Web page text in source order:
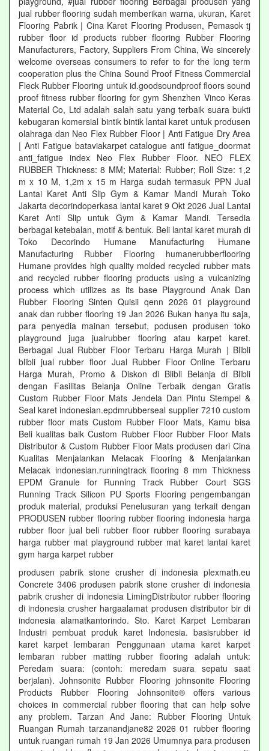
jual rubber flooring sudah memberikan warna, ukuran, Karet
Flooring Pabrik | Cina Karet Flooring Produsen, Pemasok tj
rubber floor id products rubber flooring Rubber Flooring
Manufacturers, Factory, Suppliers From China, We sincerely
welcome overseas consumers to refer to for the long term
cooperation plus the China Sound Proof Fitness Commercial
Fleck Rubber Flooring untuk id.goodsoundproof floors sound
proof fitness rubber flooring for gym Shenzhen Vinco Keras
Material Co, Ltd adalah salah satu yang terbaik suara bukti
kebugaran komersial bintik bintik lantai karet untuk produsen
olahraga dan Neo Flex Rubber Floor | Anti Fatigue Dry Area
| Anti Fatigue bataviakarpet catalogue anti fatigue_doormat
anti_fatigue index Neo Flex Rubber Floor. NEO FLEX
RUBBER Thickness: 8 MM; Material: Rubber; Roll Size: 1,2
m x 10 M, 1,2m x 15 m Harga sudah termasuk PPN Jual
Lantai Karet Anti Slip Gym & Kamar Mandi Murah Toko
Jakarta decorindoperkasa lantai karet 9 Okt 2026 Jual Lantai
Karet Anti Slip untuk Gym & Kamar Mandi. Tersedia
berbagai ketebalan, motif & bentuk. Beli lantai karet murah di
Toko Decorindo Humane Manufacturing Humane
Manufacturing Rubber Flooring humanerubberflooring
Humane provides high quality molded recycled rubber mats
and recycled rubber flooring products using a vulcanizing
process which utilizes as its base Playground Anak Dan
Rubber Flooring Sinten Quisii qenn 2026 01 playground
anak dan rubber flooring 19 Jan 2026 Bukan hanya itu saja,
para penyedia mainan tersebut, podusen produsen toko
playground juga jualrubber flooring atau karpet karet.
Berbagai Jual Rubber Floor Terbaru Harga Murah | Blibli
blibli jual rubber floor Jual Rubber Floor Online Terbaru
Harga Murah, Promo & Diskon di Blibli Belanja di Blibli
dengan Fasilitas Belanja Online Terbaik dengan Gratis
Custom Rubber Floor Mats Jendela Dan Pintu Stempel &
Seal karet indonesian.epdmrubberseal supplier 7210 custom
rubber floor mats Custom Rubber Floor Mats, Kamu bisa
Beli kualitas baik Custom Rubber Floor Rubber Floor Mats
Distributor & Custom Rubber Floor Mats produsen dari Cina
Kualitas Menjalankan Melacak Flooring & Menjalankan
Melacak indonesian.runningtrack flooring 8 mm Thickness
EPDM Granule for Running Track Rubber Court SGS
Running Track Silicon PU Sports Flooring pengembangan
produk material, produksi Penelusuran yang terkait dengan
PRODUSEN rubber flooring rubber flooring indonesia harga
rubber floor jual beli rubber floor rubber flooring surabaya
harga rubber mat playground rubber mat karet lantai karet
gym harga karpet rubber
produsen pabrik stone crusher di indonesia plexmath.eu
Concrete 3406 produsen pabrik stone crusher di indonesia
pabrik crusher di indonesia LimingDistributor rubber flooring
di indonesia crusher hargaalamat produsen distributor bir di
indonesia alamatkantorindo. Sto. Karet Karpet Lembaran
Industri pembuat produk karet Indonesia. basisrubber id
karet karpet lembaran Penggunaan utama karet karpet
lembaran rubber matting rubber flooring adalah untuk:
Peredam suara: (contoh: meredam suara sepatu saat
berjalan). Johnsonite Rubber Flooring johnsonite Flooring
Products Rubber Flooring Johnsonite® offers various
choices in commercial rubber flooring that can help solve
any problem. Tarzan And Jane: Rubber Flooring Untuk
Ruangan Rumah tarzanandjane82 2026 01 rubber flooring
untuk ruangan rumah 19 Jan 2026 Umumnya para produsen